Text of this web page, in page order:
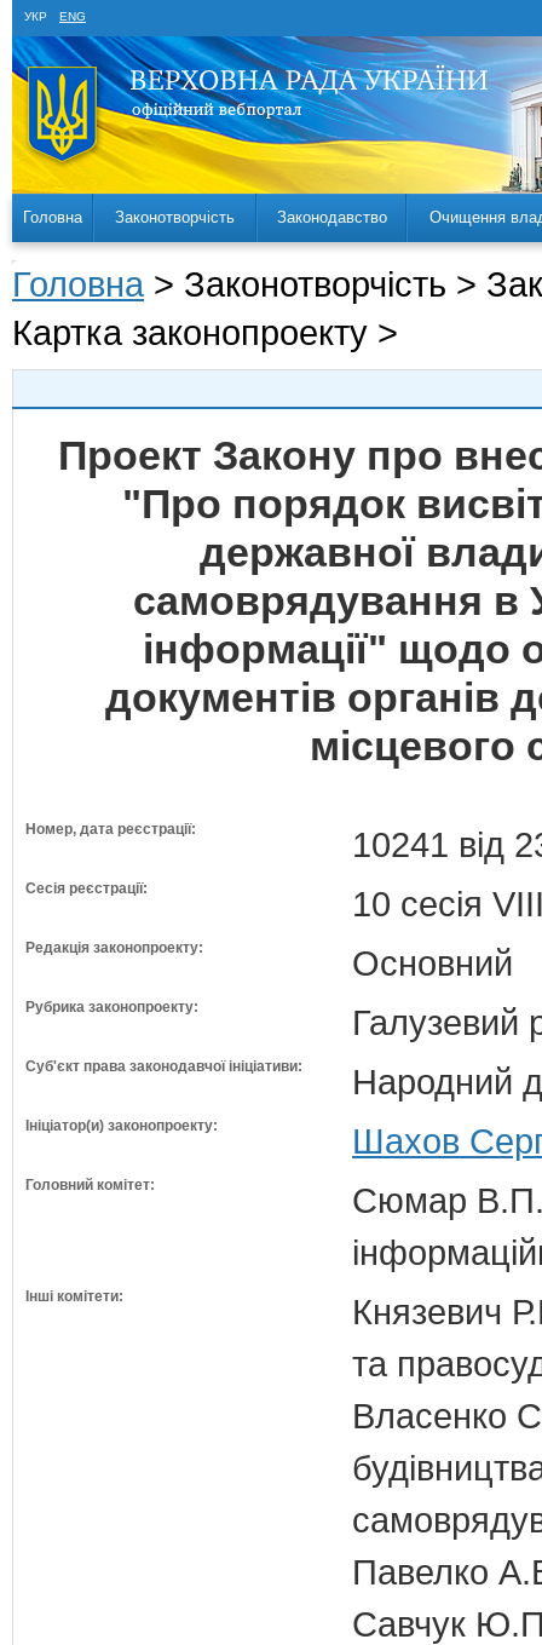
УКР ENG
Головна Законотворчість Законодавство Очищення
Головна > Законотворчість >
Картка законопроекту >
Проект Закону про
"Про порядок
державної
самоврядування в
інформації" щодо
документів органів
місцевого
Номер, дата реєстрації: 10241 від
Сесія реєстрації: 10 сесія
Редакція законопроекту: Основний
Рубрика законопроекту: Галузевий
Суб'єкт права законодавчої ініціативи: Народний
Ініціатор(и) законопроекту: Шахов
Головний комітет:
Сюмар В.П.
Інші комітети:
Князевич
та
Власенко
Павелко
Савчук Ю.П.